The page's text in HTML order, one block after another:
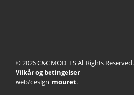
© 2026 C&C MODELS All Rights Reserved.
Vilkår og betingelser
web/design: mouret.